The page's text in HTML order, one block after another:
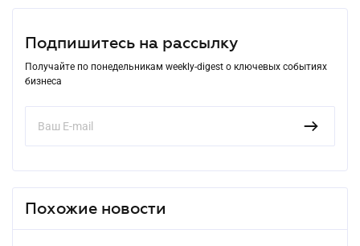
Подпишитесь на рассылку
Получайте по понедельникам weekly-digest о ключевых событиях
бизнеса
Похожие новости